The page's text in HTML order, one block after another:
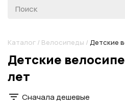
Каталог / Велосипеды / Детские
Разделы каталога
Детские
лет
Сначала дешевые